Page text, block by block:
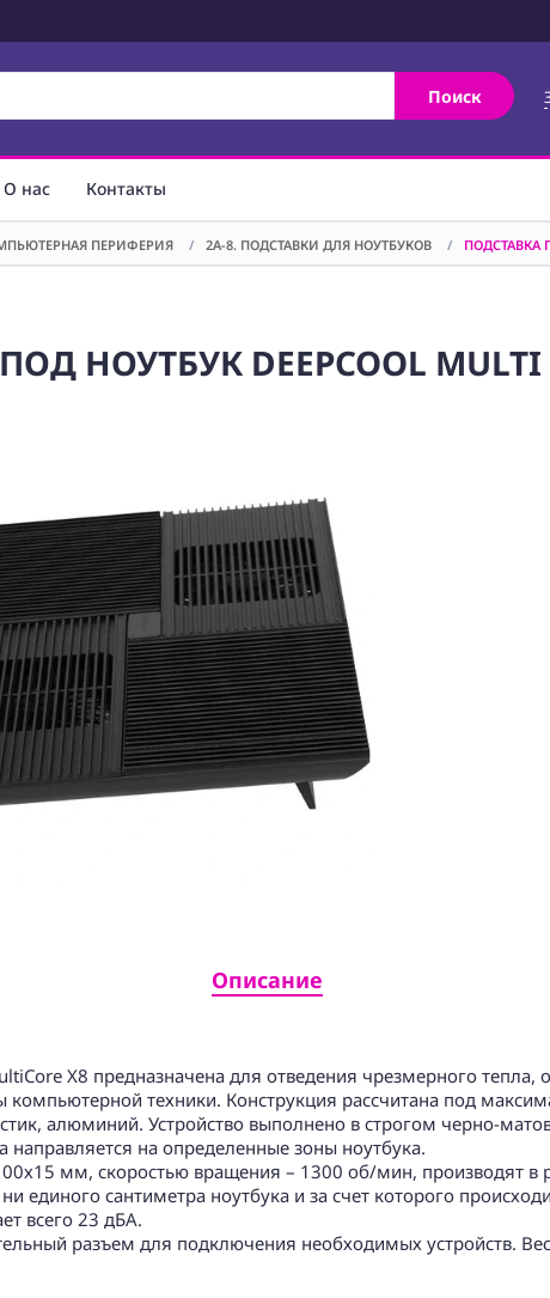
Поиск
О нас Контакты
ПЕРИФЕРИЯ / 2A-8. ПОДСТАВКИ ДЛЯ НОУТБУКОВ / ПОДСТАВКА
НОУТБУК DEEPCOOL MULTI
Описание
X8 предназначена для отведения чрезмерного
компьютерной техники. Конструкция рассчитана под
алюминий. Устройство выполнено в строгом черно-
направляется на определенные зоны ноутбука.
мм, скоростью вращения – 1300 об/мин, производят в
единого сантиметра ноутбука и за счет которого
всего 23 дБА.
разъем для подключения необходимых устройств.